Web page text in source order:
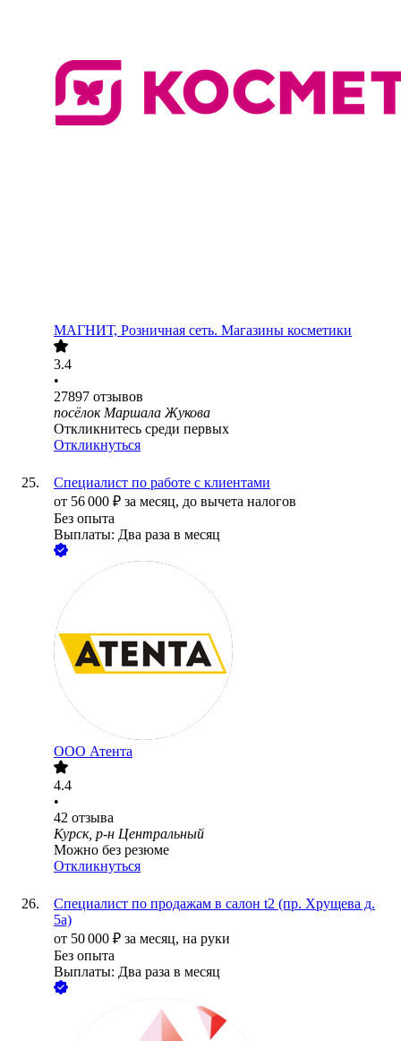
МАГНИТ, Розничная сеть. Магазины косметики
3.4
•
27897 отзывов
посёлок Маршала Жукова
Откликнитесь среди первых
Откликнуться
Специалист по работе с клиентами
от 56 000 ₽ за месяц, до вычета налогов
Без опыта
Выплаты: Два раза в месяц
ООО Атента
4.4
•
42 отзыва
Курск, р-н Центральный
Можно без резюме
Откликнуться
Специалист по продажам в салон t2 (пр. Хрущева д.
5а)
от 50 000 ₽ за месяц, на руки
Без опыта
Выплаты: Два раза в месяц